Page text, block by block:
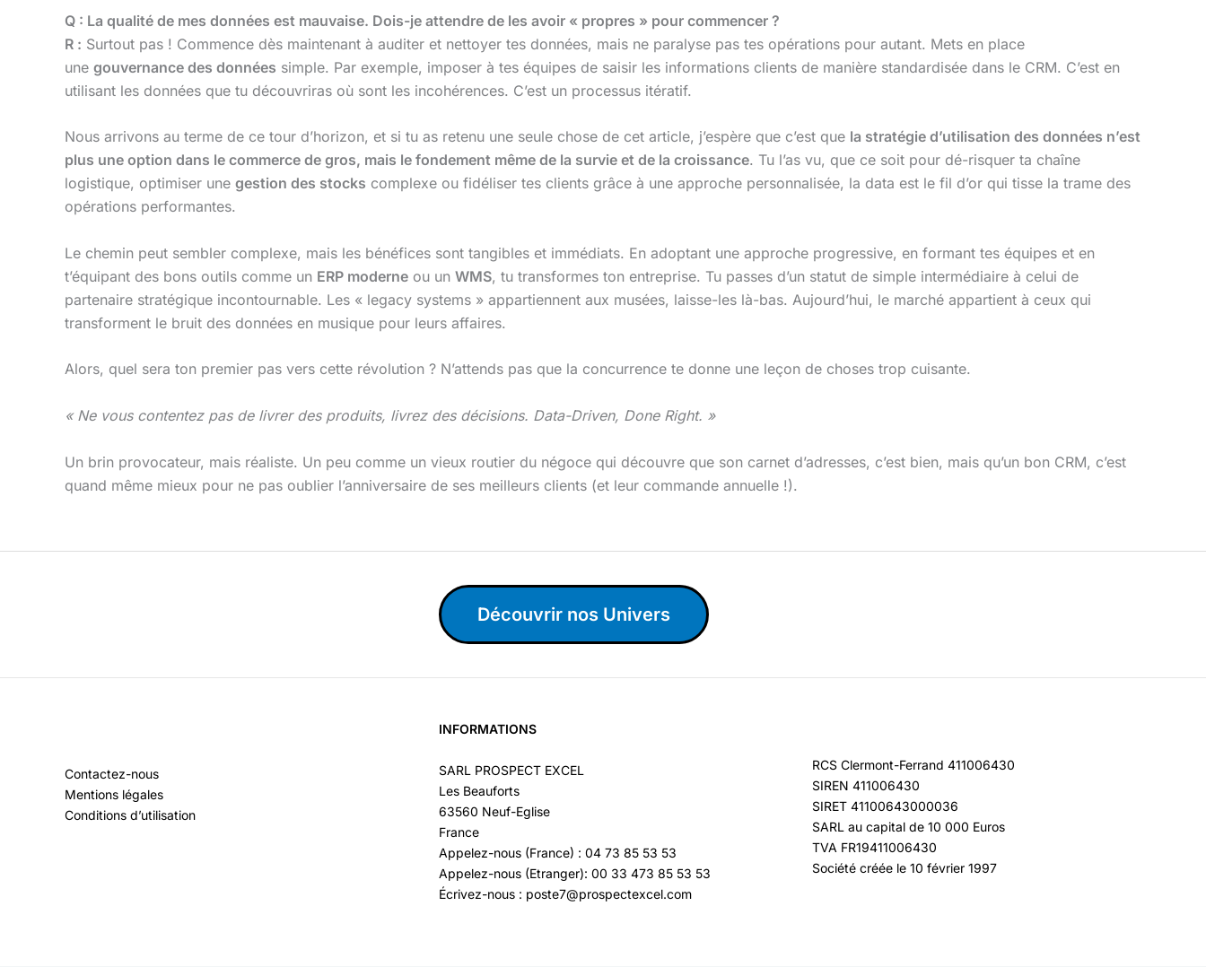
Q : La qualité de mes données est mauvaise. Dois-je attendre de les avoir « propres » pour commencer ?
R : Surtout pas ! Commence dès maintenant à auditer et nettoyer tes données, mais ne paralyse pas tes opérations pour autant. Mets en place
une gouvernance des données simple. Par exemple, imposer à tes équipes de saisir les informations clients de manière standardisée dans le CRM. C’est en
utilisant les données que tu découvriras où sont les incohérences. C’est un processus itératif.
Nous arrivons au terme de ce tour d’horizon, et si tu as retenu une seule chose de cet article, j’espère que c’est que la stratégie d’utilisation des données n’est
plus une option dans le commerce de gros, mais le fondement même de la survie et de la croissance. Tu l’as vu, que ce soit pour dé-risquer ta chaîne
logistique, optimiser une gestion des stocks complexe ou fidéliser tes clients grâce à une approche personnalisée, la data est le fil d’or qui tisse la trame des
opérations performantes.
Le chemin peut sembler complexe, mais les bénéfices sont tangibles et immédiats. En adoptant une approche progressive, en formant tes équipes et en
t’équipant des bons outils comme un ERP moderne ou un WMS, tu transformes ton entreprise. Tu passes d’un statut de simple intermédiaire à celui de
partenaire stratégique incontournable. Les « legacy systems » appartiennent aux musées, laisse-les là-bas. Aujourd’hui, le marché appartient à ceux qui
transforment le bruit des données en musique pour leurs affaires.
Alors, quel sera ton premier pas vers cette révolution ? N’attends pas que la concurrence te donne une leçon de choses trop cuisante.
« Ne vous contentez pas de livrer des produits, livrez des décisions. Data-Driven, Done Right. »
Un brin provocateur, mais réaliste. Un peu comme un vieux routier du négoce qui découvre que son carnet d’adresses, c’est bien, mais qu’un bon CRM, c’est
quand même mieux pour ne pas oublier l’anniversaire de ses meilleurs clients (et leur commande annuelle !).
Découvrir nos Univers
Contactez-nous
Mentions légales
Conditions d’utilisation
INFORMATIONS
SARL PROSPECT EXCEL
Les Beauforts
63560 Neuf-Eglise
France
Appelez-nous (France) : 04 73 85 53 53
Appelez-nous (Etranger): 00 33 473 85 53 53
Écrivez-nous : poste7@prospectexcel.com
RCS Clermont-Ferrand 411006430
SIREN 411006430
SIRET 41100643000036
SARL au capital de 10 000 Euros
TVA FR19411006430
Société créée le 10 février 1997